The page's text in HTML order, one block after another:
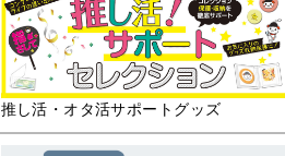
推し活・オタ活サポートグッズ